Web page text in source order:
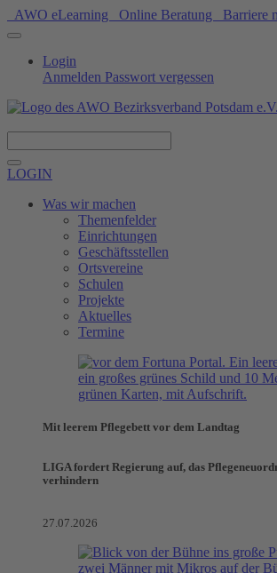
AWO eLearning Online Beratung Barriere
Login
Anmelden Passwort vergessen
LOGIN
Was wir machen
Themenfelder
Einrichtungen
Geschäftsstellen
Ortsvereine
Schulen
Projekte
Aktuelles
Termine
Mit leerem Pflegebett vor dem Landtag
LIGA fordert Regierung auf, das
verhindern
27.07.2026